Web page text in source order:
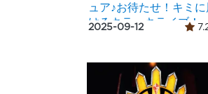
ュア♪お待たせ！キミに
けるキラッキライブ！
2025-09-12